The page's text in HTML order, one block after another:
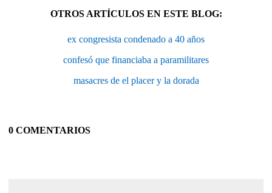
OTROS ARTÍCULOS EN ESTE BLOG:
ex congresista condenado a 40 años
confesó que financiaba a paramilitares
masacres de el placer y la dorada
0 COMENTARIOS